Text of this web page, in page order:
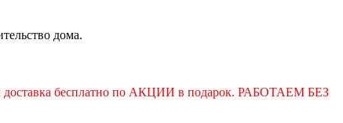
дома.
доставка бесплатно по АКЦИИ в подарок. РАБОТАЕМ БЕЗ